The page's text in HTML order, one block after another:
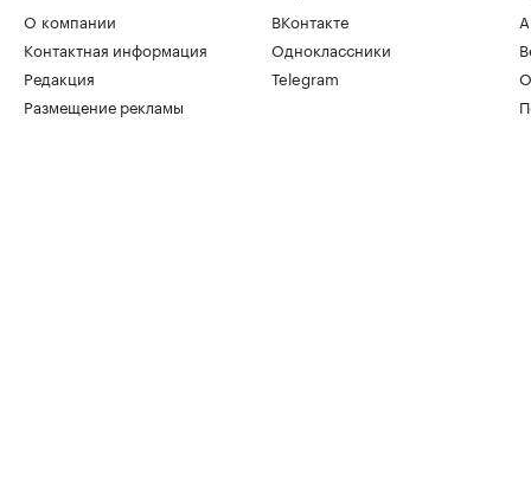
О компании
Контактная информация
Редакция
Размещение рекламы
ВКонтакте
Одноклассники
Telegram